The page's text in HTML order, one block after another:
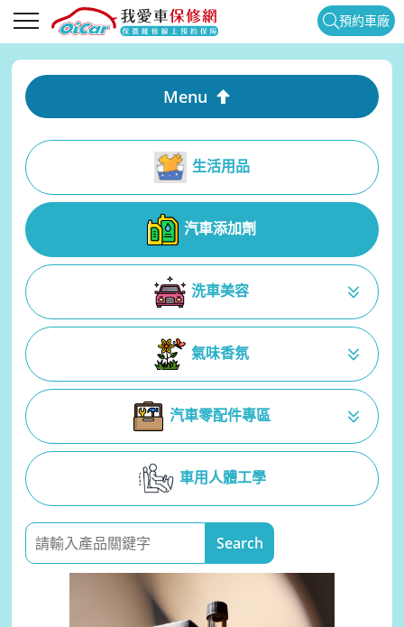
預約車廠
Menu
生活用品
汽車添加劑
洗車美容
氣味香氛
汽車零配件專區
車用人體工學